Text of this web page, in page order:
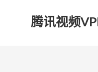
腾讯视频